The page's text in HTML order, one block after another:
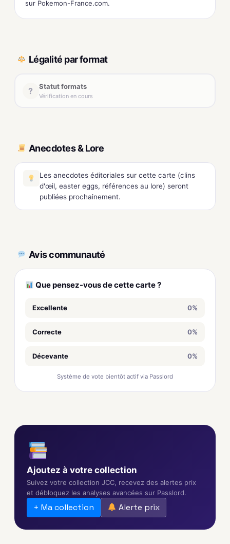
sur Pokemon-France.com.
Légalité par format
? Statut formats
Vérification en cours
Anecdotes & Lore
Les anecdotes éditoriales sur cette carte (clins
d'œil, easter eggs, références au lore) seront
publiées prochainement.
Avis communauté
Que pensez-vous de cette carte ?
Excellente 0%
Correcte 0%
Décevante 0%
Système de vote bientôt actif via Passlord
Ajoutez à votre collection
Suivez votre collection JCC, recevez des alertes prix
et débloquez les analyses avancées sur Passlord.
+ Ma collection Alerte prix